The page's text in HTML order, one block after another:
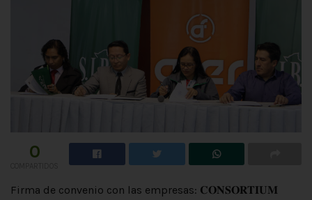
0
Firma de convenio con las empresas: 𝐂𝐎𝐍𝐒𝐎𝐑𝐓𝐈𝐔𝐌